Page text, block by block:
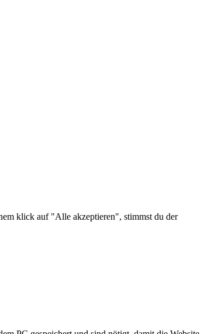
klick auf "Alle akzeptieren", stimmst du der